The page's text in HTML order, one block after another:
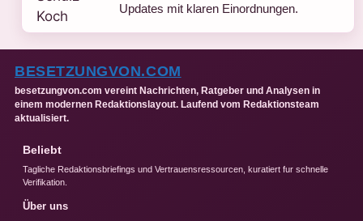
Updates mit klaren Einordnungen.
BESETZUNGVON.COM
besetzungvon.com vereint Nachrichten, Ratgeber und Analysen in
einem modernen Redaktionslayout. Laufend vom Redaktionsteam
aktualisiert.
Beliebt
Tagliche Redaktionsbriefings und Vertrauensressourcen, kuratiert fur schnelle
Verifikation.
Über uns